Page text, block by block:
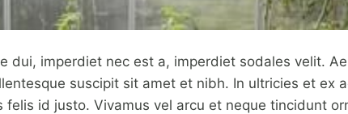
imperdiet nec est a, imperdiet sodales velit.
suscipit sit amet et nibh. In ultricies et ex
id justo. Vivamus vel arcu et neque tincidunt